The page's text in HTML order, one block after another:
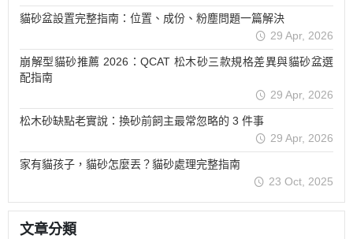
貓砂盆設置完整指南：位置、成份、粉塵問題一篇解決
29 Apr, 2026
崩解型貓砂推薦 2026：QCAT 松木砂三款規格差異與貓砂盆選
配指南
29 Apr, 2026
松木砂缺點老實說：換砂前飼主最常忽略的 3 件事
29 Apr, 2026
家有貓孩子，貓砂怎麼丟？貓砂處理完整指南
23 Oct, 2025
文章分類